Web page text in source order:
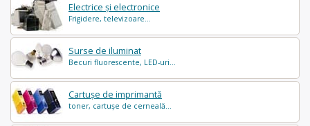
Electrice și electronice
Frigidere, televizoare...
Surse de iluminat
Becuri fluorescente, LED-uri...
Cartușe de imprimantă
toner, cartușe de cerneală...